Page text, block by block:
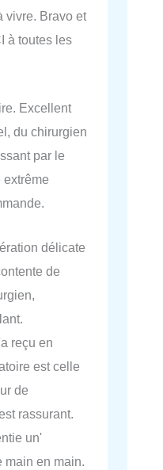
vivre. Bravo et
à toutes les
Excellent
du chirurgien
par le
extrême
délicate
de
reçu en
est celle
de
rassurant.
un'
main en main.